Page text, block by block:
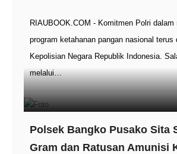
RIAUBOOK.COM - Komitmen Polri dalam
program ketahanan pangan nasional terus
Kepolisian Negara Republik Indonesia.
melalui…
Polsek Bangko Pusako Sita
Gram dan Ratusan Amunisi